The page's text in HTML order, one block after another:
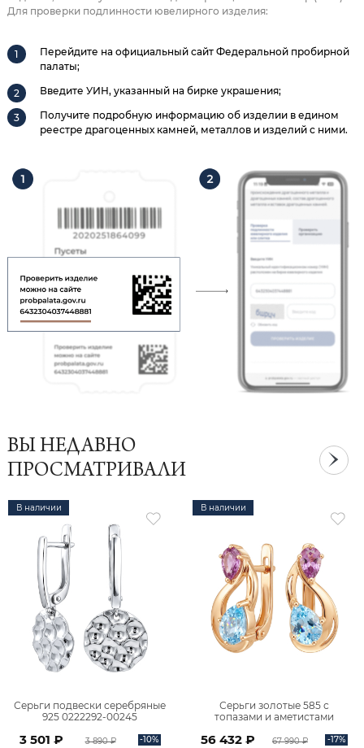
Для проверки подлинности ювелирного изделия:
Перейдите на официальный сайт Федеральной пробирной
палаты;
Введите УИН, указанный на бирке украшения;
Получите подробную информацию об изделии в едином
реестре драгоценных камней, металлов и изделий с ними.
ВЫ НЕДАВНО
ПРОСМАТРИВАЛИ
В наличии
Серьги подвески серебряные
925 0222292-00245
3 501 ₽ 3 890 ₽ -10%
В наличии
Серьги золотые 585 с
топазами и аметистами
56 432 ₽ 67 990 ₽ -17%